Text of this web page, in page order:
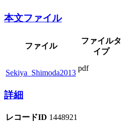
本文ファイル
ファイル
ファイルタ
イプ
Sekiya_Shimoda2013
pdf
詳細
レコードID 1448921